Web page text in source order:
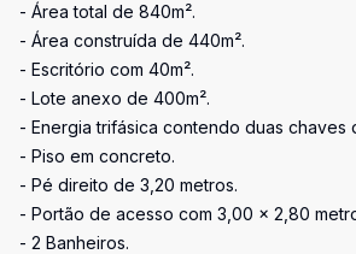
- Área total de 840m².
- Área construída de 440m².
- Escritório com 40m².
- Lote anexo de 400m².
- Energia trifásica contendo duas chaves
- Piso em concreto.
- Pé direito de 3,20 metros.
- Portão de acesso com 3,00 x 2,80
- 2 Banheiros.